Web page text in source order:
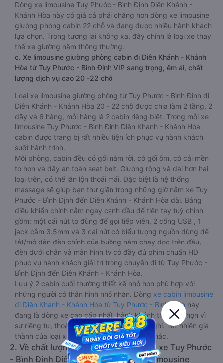
Dòng xe limousine Tuy Phước - Bình Định Diên Khánh -
Khánh Hòa này có giá cả phải chăng hơn dòng xe limousine
giường phòng cabin 22 chỗ và đang được nhiều hành khách
lựa chọn. Trong tương lai không xa, đây chính là loại xe thay
thế xe giường nằm thông thường.
c. Xe limousine giường phòng cabin đi Diên Khánh - Khánh
Hòa từ Tuy Phước - Bình Định VIP sang trọng, êm ái, chất
lượng dịch vụ cao 20 -22 chỗ
Loại xe limousine giường phòng từ Tuy Phước - Bình Định đi
Diên Khánh - Khánh Hòa 20 - 22 chỗ được chia làm 2 tầng, 2
dãy và 6 hàng, mỗi hàng là 2 cabin riêng biệt. Trong mỗi xe
limousine Tuy Phước - Bình Định Diên Khánh - Khánh Hòa
cabin được trang bị rất nhiều tiện ích phục vụ hành khách
suốt hành trình.
Mỗi phòng, cabin đều có gối nằm rời, có gối ôm, có cái mền
to hơn và dây an toàn seat belt. Giường rộng và dài hơn hai
loại trên, có thể lăn lộn thoải mái. Đặc biệt là hệ thống
massage sẽ giúp bạn thư giãn trong những giờ nằm xe Tuy
Phước - Bình Định đến Diên Khánh - Khánh Hòa dài. Bảng
điều khiển chính nằm ngay cạnh đầu để tiện tay tuỳ chỉnh
gồm: một cái nút to đùng để gọi tiếp viên, 2 cổng USB , 1
jack cắm 3.5mm và 3 cái nút có biểu tượng nguồn dùng để
tắt/mở dàn đèn chính của buồng nằm chạy dọc trên đầu,
đèn dưới chân và màn hình tv có đầy đủ phim chuẩn HD
phục vụ hành khách giải trí trong chuyến đi từ Tuy Phước -
Bình Định đến Diên Khánh - Khánh Hòa.
Lưu ý 2 cabin cuối thường thiết kế nhỏ hơn phù hợp với
những người có thân hình nhỏ nhắn. Dòng xe cabin limousine
đi Diên Khánh - Khánh Hòa từ Tuy Phước - Bình Định này
đang là dòng xe cao cấp nhất, hành khách thường chọn vì
sự riêng tư, thoải mái, sang trọng và tiện nghi. Tất nhiên giá
thành của loại xe này sẽ cao hơn các loại khác.
2. Về chất lượng, review, đánh giá nhà xe Tuy Phước
- Bình Định Diên Khánh - Khánh Hòa limousine